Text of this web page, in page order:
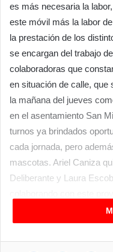
es más necesaria la
este móvil más la labor
la prestación de los
se encargan del trabajo
colaboradoras que
en situación de calle, que
la mañana del jueves
en el asentamiento San
turnos ya brindados
cada jornada, pero
mascotas. Ariel Caniza
Deliberante y Laura
“Por cuestión de falta de
trabajo más